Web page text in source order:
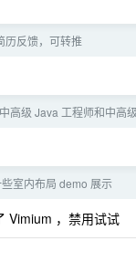
历反馈，可转推
高级 Java 工程师和中高
室内布局 demo 展示
Vimium ，禁用试试